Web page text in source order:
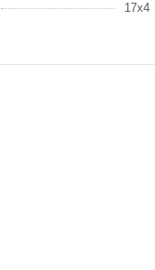
17x4